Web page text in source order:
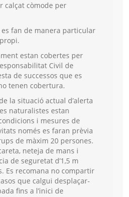
calçat còmode per
es fan de manera particular
estan cobertes per
Civil de
de successos que es
tenen cobertura.
la situació actual d’alerta
naturalistes estan
i mesures de
només es faran prèvia
de màxim 20 persones.
neteja de mans i
de seguretat d’1,5 m
Es recomana no compartir
que calgui desplaçar-
fins a l’inici de